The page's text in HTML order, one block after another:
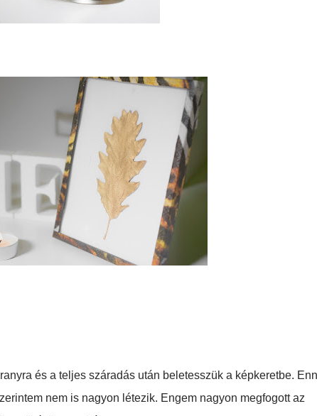
és a teljes száradás után beletesszük a képkeretbe.
nem is nagyon létezik. Engem nagyon megfogott az